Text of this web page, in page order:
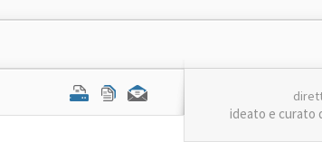
ideato e curato